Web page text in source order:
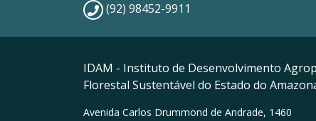
(92) 98452-9911
IDAM - Instituto de Desenvolvimento
Florestal Sustentável do Estado do
Avenida Carlos Drummond de Andrade, 1460